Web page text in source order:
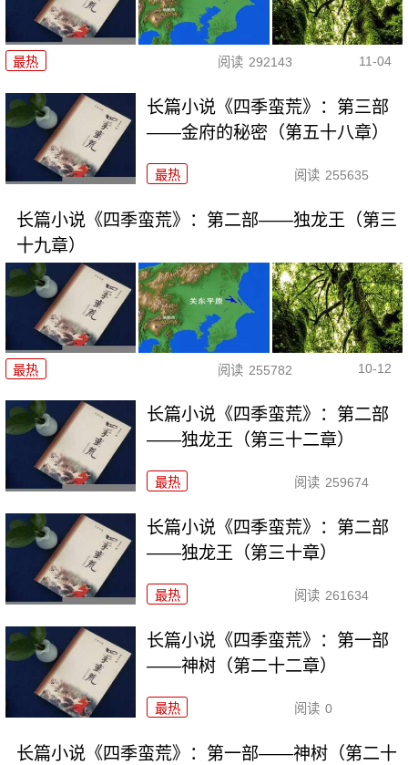
最热 阅读 292143 11-04
长篇小说《四季蛮荒》：第三部
——金府的秘密（第五十八章）
最热 阅读 255635
长篇小说《四季蛮荒》：第二部——独龙王（第三
十九章）
最热 阅读 255782 10-12
长篇小说《四季蛮荒》：第二部
——独龙王（第三十二章）
最热 阅读 259674
长篇小说《四季蛮荒》：第二部
——独龙王（第三十章）
最热 阅读 261634
长篇小说《四季蛮荒》：第一部
——神树（第二十二章）
最热 阅读 0
长篇小说《四季蛮荒》：第一部——神树（第二十